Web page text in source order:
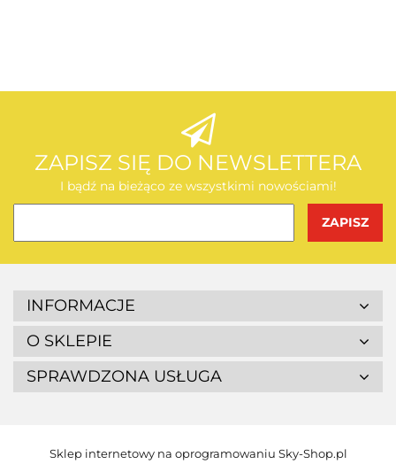
AEG
ZAPISZ SIĘ DO NEWSLETTERA
I bądź na bieżąco ze wszystkimi nowościami!
INFORMACJE
O SKLEPIE
SPRAWDZONA USŁUGA
Sklep internetowy na oprogramowaniu Sky-Shop.pl